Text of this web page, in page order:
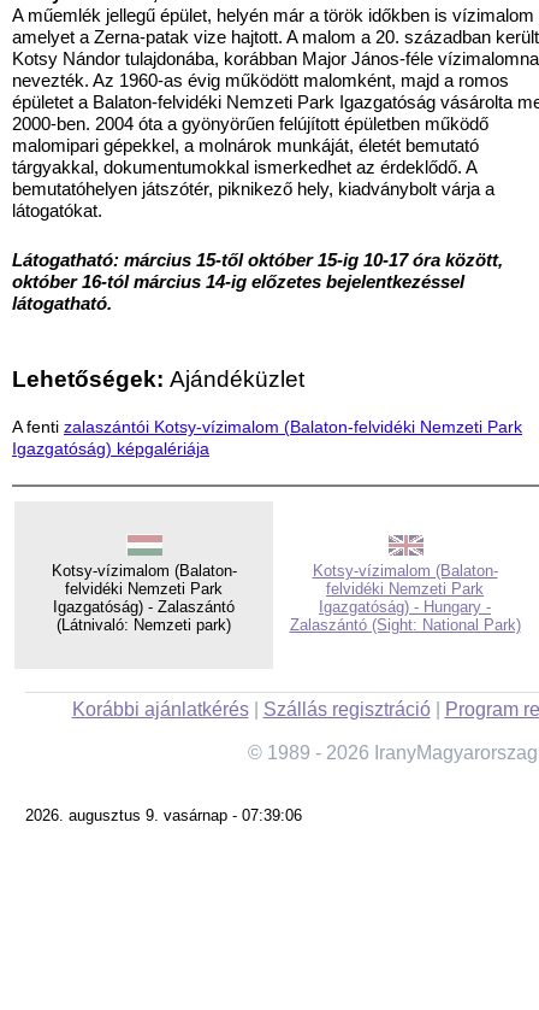
A műemlék jellegű épület, helyén már a török időkben is vízimalom
amelyet a Zerna-patak vize hajtott. A malom a 20. században került
Kotsy Nándor tulajdonába, korábban Major János-féle
nevezték. Az 1960-as évig működött malomként, majd a romos
épületet a Balaton-felvidéki Nemzeti Park Igazgatóság vásárolta
2000-ben. 2004 óta a gyönyörűen felújított épületben működő
malomipari gépekkel, a molnárok munkáját, életét bemutató
tárgyakkal, dokumentumokkal ismerkedhet az érdeklődő. A
bemutatóhelyen játszótér, piknikező hely, kiadványbolt várja a
látogatókat.
Látogatható: március 15-től október 15-ig 10-17 óra között,
október 16-tól március 14-ig előzetes bejelentkezéssel
látogatható.
Lehetőségek: Ajándéküzlet
A fenti zalaszántói Kotsy-vízimalom (Balaton-felvidéki Nemzeti Park
Igazgatóság) képgalériája
Kotsy-vízimalom (Balaton-
felvidéki Nemzeti Park
Igazgatóság) - Zalaszántó
(Látnivaló: Nemzeti park)
Kotsy-vízimalom (Balaton-
felvidéki Nemzeti Park
Igazgatóság) - Hungary -
Zalaszántó (Sight: National Park)
Korábbi ajánlatkérés| Szállás regisztráció| Program
© 1989 - 2026
2026. augusztus 9. vasárnap - 07:39:06